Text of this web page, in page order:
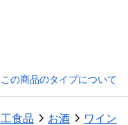
この商品のタイプについて
食品 お酒 ワイン